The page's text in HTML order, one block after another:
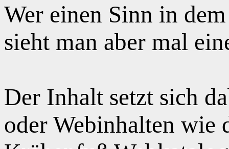
Wer einen Sinn in
sieht man aber mal
Der Inhalt setzt sich
oder Webinhalten wie